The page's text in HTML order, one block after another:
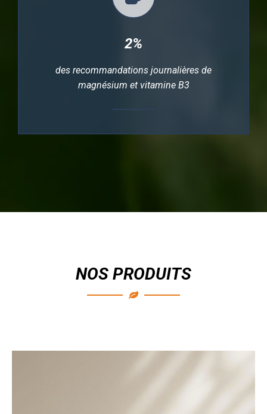
2%
des recommandations journalières de
magnésium et vitamine B3
NOS PRODUITS